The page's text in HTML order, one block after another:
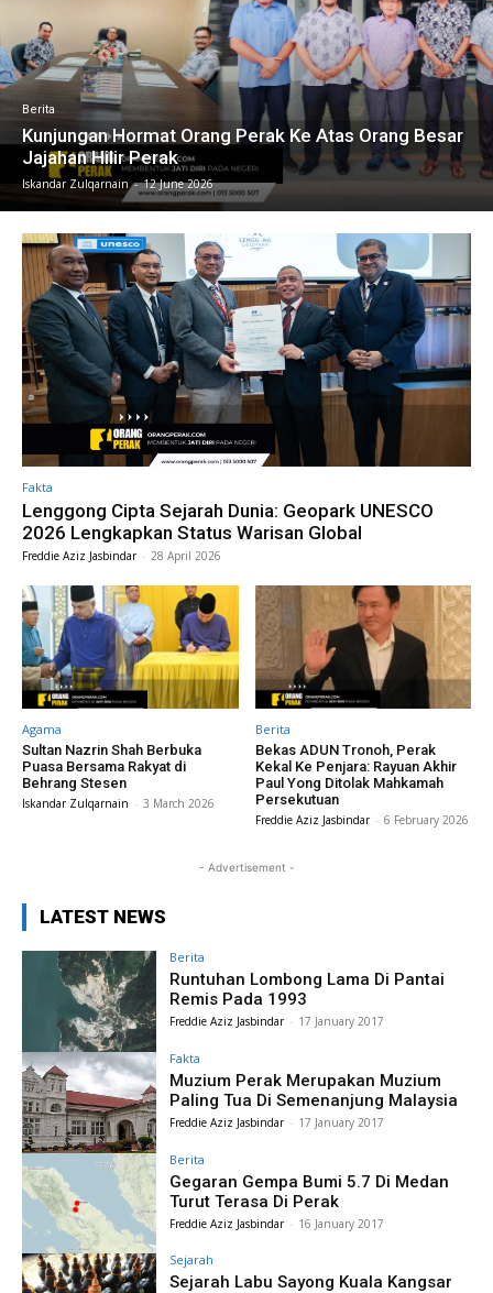
Berita
Kunjungan Hormat Orang Perak Ke Atas Orang Besar
Jajahan Hilir Perak
Iskandar Zulqarnain - 12 June 2026
Fakta
Lenggong Cipta Sejarah Dunia: Geopark UNESCO
2026 Lengkapkan Status Warisan Global
Freddie Aziz Jasbindar - 28 April 2026
Agama
Sultan Nazrin Shah Berbuka
Puasa Bersama Rakyat di
Behrang Stesen
Iskandar Zulqarnain - 3 March 2026
Berita
Bekas ADUN Tronoh, Perak
Kekal Ke Penjara: Rayuan Akhir
Paul Yong Ditolak Mahkamah
Persekutuan
Freddie Aziz Jasbindar - 6 February 2026
- Advertisement -
LATEST NEWS
Berita
Runtuhan Lombong Lama Di Pantai
Remis Pada 1993
Freddie Aziz Jasbindar - 17 January 2017
Fakta
Muzium Perak Merupakan Muzium
Paling Tua Di Semenanjung Malaysia
Freddie Aziz Jasbindar - 17 January 2017
Berita
Gegaran Gempa Bumi 5.7 Di Medan
Turut Terasa Di Perak
Freddie Aziz Jasbindar - 16 January 2017
Sejarah
Sejarah Labu Sayong Kuala Kangsar